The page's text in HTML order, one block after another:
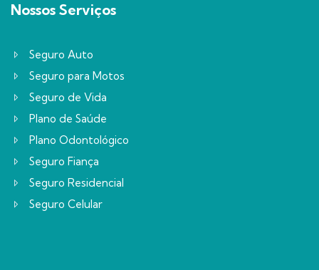
Nossos Serviços
Seguro Auto
Seguro para Motos
Seguro de Vida
Plano de Saúde
Plano Odontológico
Seguro Fiança
Seguro Residencial
Seguro Celular